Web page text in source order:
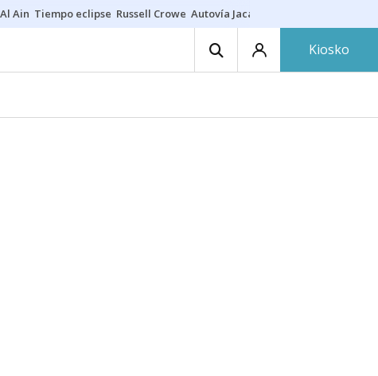
Ain Tiempo eclipse Russell Crowe Autovía Jaca
Kiosko